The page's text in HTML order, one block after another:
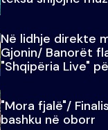
Në lidhje direkte
Gjonin/ Banorët
"Shqipëria Live"
"Mora fjalë"/
bashku në oborr